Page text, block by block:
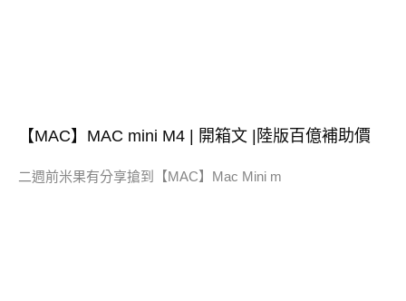
【MAC】MAC mini M4 | 開箱文 |陸版百億補助價
二週前米果有分享搶到【MAC】Mac Mini m